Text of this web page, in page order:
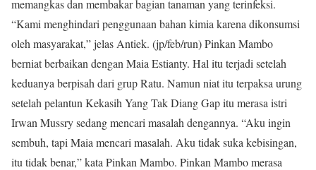
memangkas dan membakar bagian tanaman yang terinfeksi.
“Kami menghindari penggunaan bahan kimia karena dikonsumsi
oleh masyarakat,” jelas Antiek. (jp/feb/run) Pinkan Mambo
berniat berbaikan dengan Maia Estianty. Hal itu terjadi setelah
keduanya berpisah dari grup Ratu. Namun niat itu terpaksa urung
setelah pelantun Kekasih Yang Tak Diang Gap itu merasa istri
Irwan Mussry sedang mencari masalah dengannya. “Aku ingin
sembuh, tapi Maia mencari masalah. Aku tidak suka kebisingan,
itu tidak benar,” kata Pinkan Mambo. Pinkan Mambo merasa